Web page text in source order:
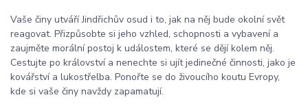
Vaše činy utváří Jindřichův osud i to, jak na něj bude okolní svět
reagovat. Přizpůsobte si jeho vzhled, schopnosti a vybavení a
zaujměte morální postoj k událostem, které se dějí kolem něj.
Cestujte po království a nenechte si ujít jedinečné činnosti, jako je
kovářství a lukostřelba. Ponořte se do živoucího koutu Evropy,
kde si vaše činy navždy zapamatují.